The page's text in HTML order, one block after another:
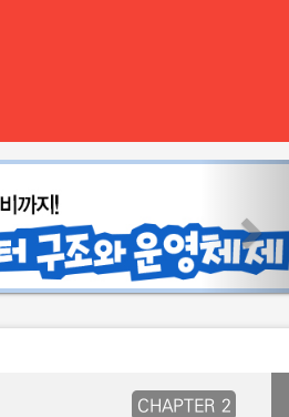
x
t
CHAPTER 2